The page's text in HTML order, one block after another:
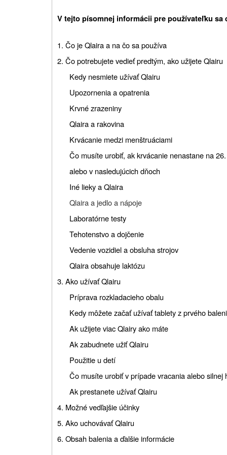
V tejto písomnej informácii pre používateľku sa
1. Čo je Qlaira a na čo sa používa
2. Čo potrebujete vedieť predtým, ako užijete Qlairu
Kedy nesmiete užívať Qlairu
Upozornenia a opatrenia
Krvné zrazeniny
Qlaira a rakovina
Krvácanie medzi menštruáciami
Čo musíte urobiť, ak krvácanie nenastane na
alebo v nasledujúcich dňoch
Iné lieky a Qlaira
Qlaira a jedlo a nápoje
Laboratórne testy
Tehotenstvo a dojčenie
Vedenie vozidiel a obsluha strojov
Qlaira obsahuje laktózu
3. Ako užívať Qlairu
Príprava rozkladacieho obalu
Kedy môžete začať užívať tablety z prvého
Ak užijete viac Qlairy ako máte
Ak zabudnete užiť Qlairu
Použitie u detí
Čo musíte urobiť v prípade vracania alebo silnej
Ak prestanete užívať Qlairu
4. Možné vedľajšie účinky
5. Ako uchovávať Qlairu
6. Obsah balenia a ďalšie informácie